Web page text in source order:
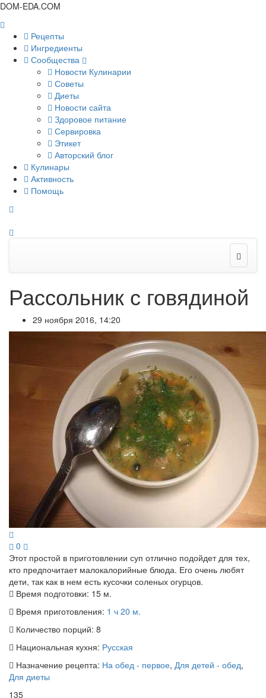
DOM-EDA.COM
Рецепты
Ингредиенты
Сообщества
Новости Кулинарии
Советы
Диеты
Новости сайта
Здоровое питание
Сервировка
Этикет
Авторский блог
Кулинары
Активность
Помощь
Рассольник с говядиной
29 ноября 2016, 14:20
0
Этот простой в приготовлении суп отлично подойдет для тех,
кто предпочитает малокалорийные блюда. Его очень любят
дети, так как в нем есть кусочки соленых огурцов.
Время подготовки: 15 м.
Время приготовления: 1 ч 20 м.
Количество порций: 8
Национальная кухня: Русская
Назначение рецепта: На обед - первое, Для детей - обед,
Для диеты
135